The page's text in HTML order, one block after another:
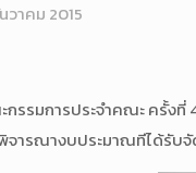
วาคม 2015
กรรมการประจำคณะ ครั้งที่
จารณางบประมาณทีได้รับ